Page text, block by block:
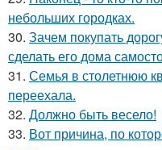
небольших городках.
30. Зачем покупать
сделать его дома
31. Семья в столетнюю
переехала.
32. Должно быть весело!
33. Вот причина, по